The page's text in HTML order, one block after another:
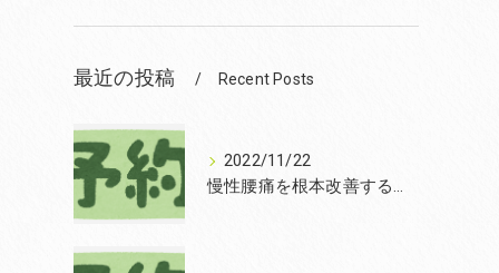
最近の投稿 Recent Posts
2022/11/22
慢性腰痛を根本改善するなら和泉市の笑福整骨院【2022年11月22日の予約状況】